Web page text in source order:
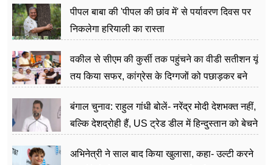
पीपल बाबा की 'पीपल की छांव में' से पर्यावरण दिवस पर
निकलेगा हरियाली का रास्ता
वकील से सीएम की कुर्सी तक पहुंचने का वीडी सतीशन यूं
तय किया सफर, कांग्रेस के दिग्गजों को पछाड़कर बने
बंगाल चुनाव: राहुल गांधी बोलें- नरेंद्र मोदी देशभक्त नहीं,
बल्कि देशद्रोही हैं, US ट्रेड डील में हिन्दुस्तान को बेचने
अभिनेत्री ने साल बाद किया खुलासा, कहा- उल्टी करने